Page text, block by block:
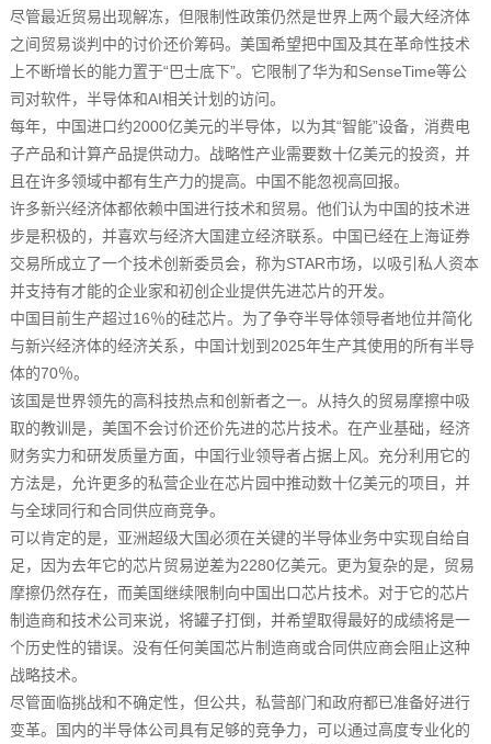
尽管最近贸易出现解冻，但限制性政策仍然是世界上两个最大经济体
之间贸易谈判中的讨价还价筹码。美国希望把中国及其在革命性技术
上不断增长的能力置于“巴士底下”。它限制了华为和SenseTime等公
司对软件，半导体和AI相关计划的访问。
每年，中国进口约2000亿美元的半导体，以为其“智能”设备，消费电
子产品和计算产品提供动力。战略性产业需要数十亿美元的投资，并
且在许多领域中都有生产力的提高。中国不能忽视高回报。
许多新兴经济体都依赖中国进行技术和贸易。他们认为中国的技术进
步是积极的，并喜欢与经济大国建立经济联系。中国已经在上海证券
交易所成立了一个技术创新委员会，称为STAR市场，以吸引私人资本
并支持有才能的企业家和初创企业提供先进芯片的开发。
中国目前生产超过16％的硅芯片。为了争夺半导体领导者地位并简化
与新兴经济体的经济关系，中国计划到2025年生产其使用的所有半导
体的70％。
该国是世界领先的高科技热点和创新者之一。从持久的贸易摩擦中吸
取的教训是，美国不会讨价还价先进的芯片技术。在产业基础，经济
财务实力和研发质量方面，中国行业领导者占据上风。充分利用它的
方法是，允许更多的私营企业在芯片园中推动数十亿美元的项目，并
与全球同行和合同供应商竞争。
可以肯定的是，亚洲超级大国必须在关键的半导体业务中实现自给自
足，因为去年它的芯片贸易逆差为2280亿美元。更为复杂的是，贸易
摩擦仍然存在，而美国继续限制向中国出口芯片技术。对于它的芯片
制造商和技术公司来说，将罐子打倒，并希望取得最好的成绩将是一
个历史性的错误。没有任何美国芯片制造商或合同供应商会阻止这种
战略技术。
尽管面临挑战和不确定性，但公共，私营部门和政府都已准备好进行
变革。国内的半导体公司具有足够的竞争力，可以通过高度专业化的